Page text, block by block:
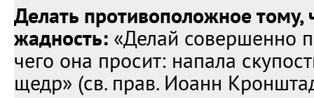
Делать противоположное тому,
жадность: «Делай совершенно
чего она просит: напала
щедр» (св. прав. Иоанн